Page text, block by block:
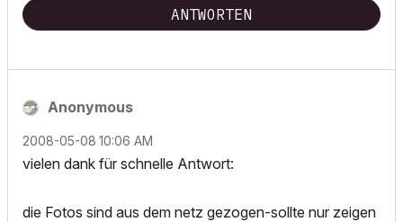
ANTWORTEN
Anonymous
‎2008-05-08 10:06 AM
vielen dank für schnelle Antwort:
die Fotos sind aus dem netz gezogen-sollte nur zeigen